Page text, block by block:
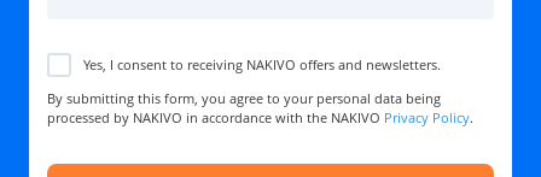
Yes, I consent to receiving NAKIVO offers and newsletters.
By submitting this form, you agree to your personal data being
processed by NAKIVO in accordance with the NAKIVO Privacy Policy.